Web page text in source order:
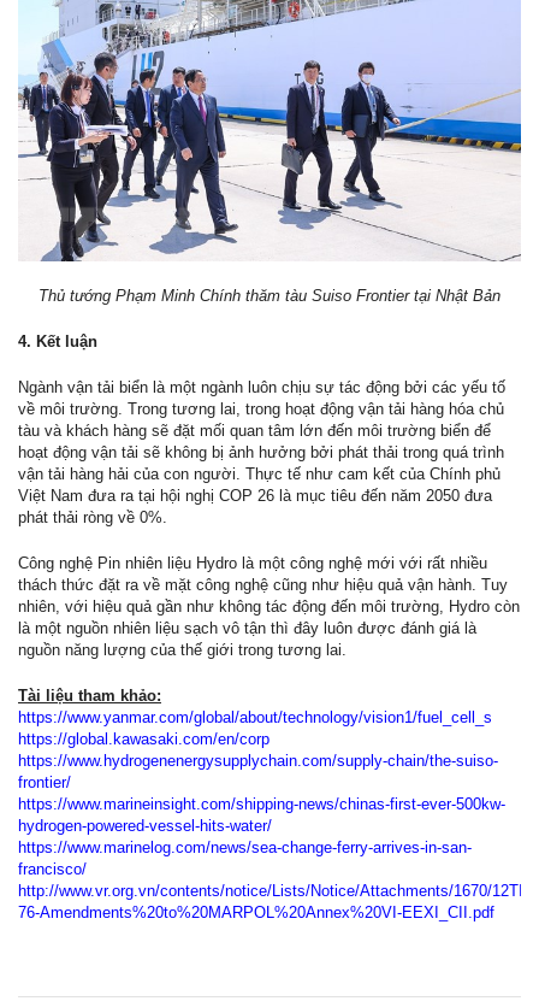
Thủ tướng Phạm Minh Chính thăm tàu Suiso Frontier tại Nhật Bản
4. Kết luận
Ngành vận tải biển là một ngành luôn chịu sự tác động bởi các yếu tố
về môi trường. Trong tương lai, trong hoạt động vận tải hàng hóa chủ
tàu và khách hàng sẽ đặt mối quan tâm lớn đến môi trường biển để
hoạt động vận tải sẽ không bị ảnh hưởng bởi phát thải trong quá trình
vận tải hàng hải của con người. Thực tế như cam kết của Chính phủ
Việt Nam đưa ra tại hội nghị COP 26 là mục tiêu đến năm 2050 đưa
phát thải ròng về 0%.
Công nghệ Pin nhiên liệu Hydro là một công nghệ mới với rất nhiều
thách thức đặt ra về mặt công nghệ cũng như hiệu quả vận hành. Tuy
nhiên, với hiệu quả gần như không tác động đến môi trường, Hydro còn
là một nguồn nhiên liệu sạch vô tận thì đây luôn được đánh giá là
nguồn năng lượng của thế giới trong tương lai.
Tài liệu tham khảo:
https://www.yanmar.com/global/about/technology/vision1/fuel_cell_s
https://global.kawasaki.com/en/corp
https://www.hydrogenenergysupplychain.com/supply-chain/the-suiso-
frontier/
https://www.marineinsight.com/shipping-news/chinas-first-ever-500kw-
hydrogen-powered-vessel-hits-water/
https://www.marinelog.com/news/sea-change-ferry-arrives-in-san-
francisco/
http://www.vr.org.vn/contents/notice/Lists/Notice/Attachments/1670/
76-Amendments%20to%20MARPOL%20Annex%20VI-EEXI_CII.pdf